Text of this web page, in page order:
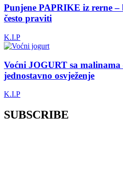
Punjene PAPRIKE iz rerne
često praviti
K.I.P
Voćni JOGURT sa
jednostavno osvježenje
K.I.P
SUBSCRIBE